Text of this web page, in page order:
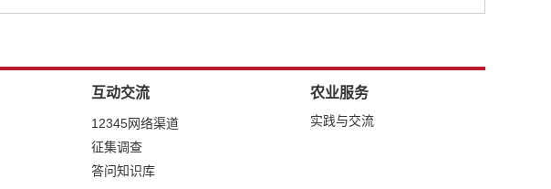
互动交流
12345网络渠道
征集调查
答问知识库
农业服务
实践与交流